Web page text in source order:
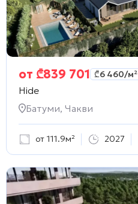
от ₾839 701 ₾6 460/м²
Hide
Батуми, Чакви
от 111.9м² 2027